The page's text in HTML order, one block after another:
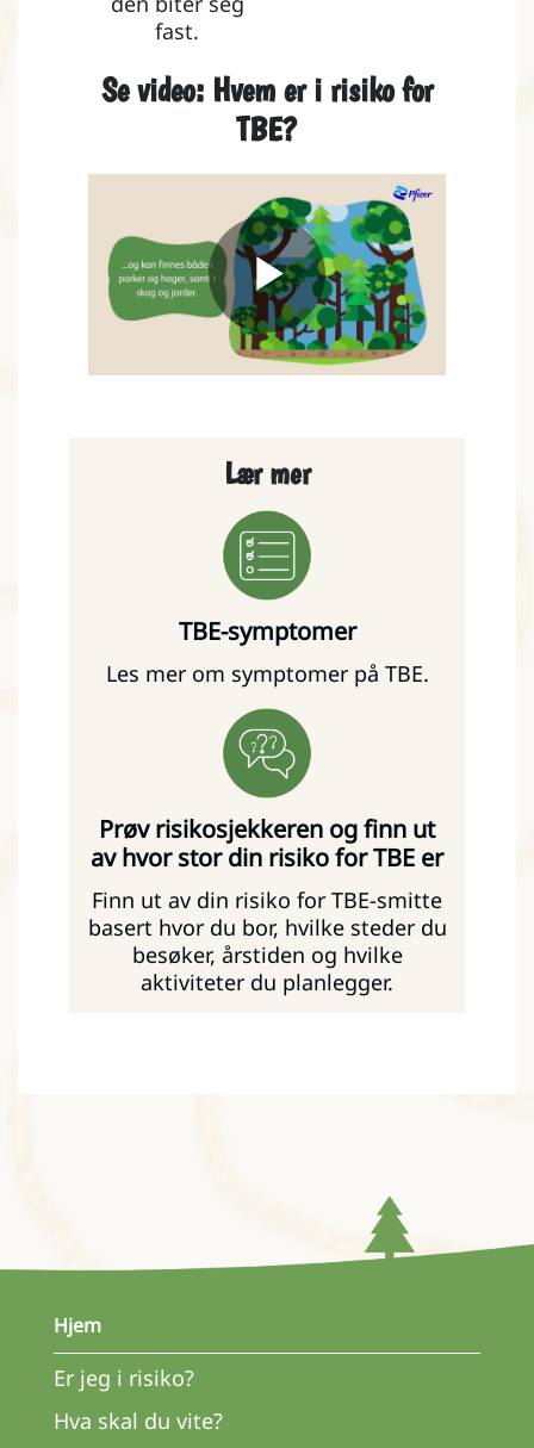
fast.
Se video: Hvem er i risiko for
TBE?
Play
Video
Lær mer
TBE-symptomer
Les mer om symptomer på TBE.
Prøv risikosjekkeren og finn ut
av hvor stor din risiko for TBE er
Finn ut av din risiko for TBE-smitte
basert hvor du bor, hvilke steder du
besøker, årstiden og hvilke
aktiviteter du planlegger.
Hjem
Er jeg i risiko?
Hva skal du vite?